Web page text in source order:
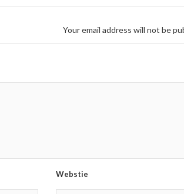
Your email address will not be
Webstie